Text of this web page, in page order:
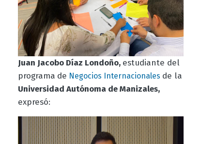
Juan Jacobo Díaz Londoño, estudiante del
programa de Negocios Internacionales de la
Universidad Autónoma de Manizales,
expresó: